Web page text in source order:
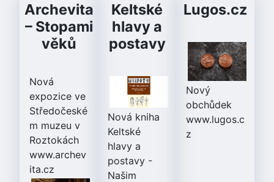
Archevita
– Stopami
věků
Nová
expozice ve
Středočeské
m muzeu v
Roztokách
www.archev
ita.cz
Keltské
hlavy a
postavy
Nová kniha
Keltské
hlavy a
postavy -
Našim
Lugos.cz
Nový
obchůdek
www.lugos.c
z